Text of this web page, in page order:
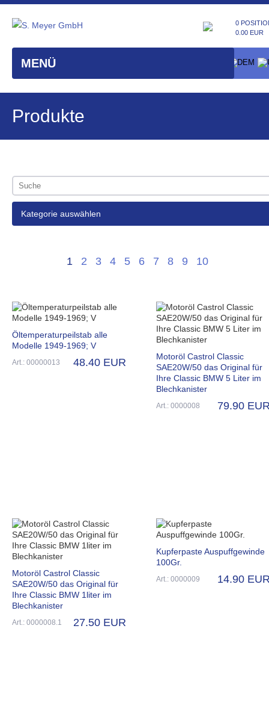
MENÜ
0
0.00 EUR
Produkte
Kategorie auswählen
1 2 3 4 5 6 7 8 9 10
Öltemperaturpeilstab alle
Modelle 1949-1969; V
Art.: 00000013 48.40 EUR
Motoröl Castrol Classic
SAE20W/50 das Original für
Ihre Classic BMW 5 Liter im
Blechkanister
Art.: 0000008 79.90
Motoröl Castrol Classic
SAE20W/50 das Original für
Ihre Classic BMW 1liter im
Blechkanister
Art.: 0000008.1 27.50 EUR
Kupferpaste Auspuffgewinde
100Gr.
Art.: 0000009 14.90